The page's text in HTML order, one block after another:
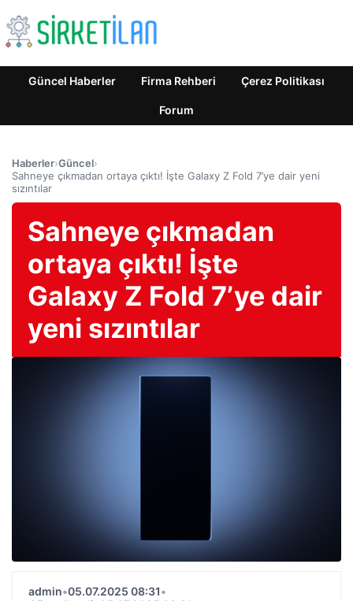
Güncel Haberler Firma Rehberi Çerez Politikası
Forum
Haberler›Güncel›
Sahneye çıkmadan ortaya çıktı! İşte Galaxy Z Fold 7’ye dair yeni
sızıntılar
Sahneye çıkmadan
ortaya çıktı! İşte
Galaxy Z Fold 7’ye dair
yeni sızıntılar
admin•05.07.2025 08:31•